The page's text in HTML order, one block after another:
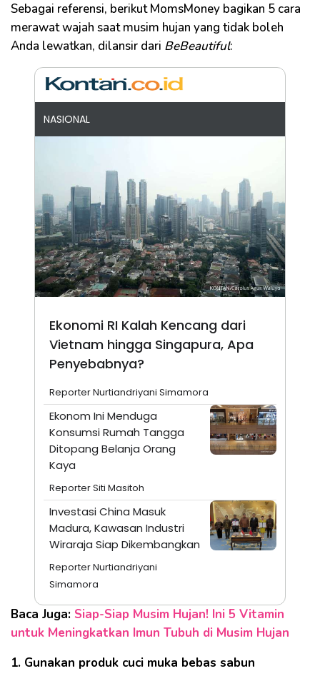
Sebagai referensi, berikut MomsMoney bagikan 5 cara
merawat wajah saat musim hujan yang tidak boleh
Anda lewatkan, dilansir dari BeBeautiful:
NASIONAL
Ekonomi RI Kalah Kencang dari
Vietnam hingga Singapura, Apa
Penyebabnya?
Reporter Nurtiandriyani Simamora
Ekonom Ini Menduga
Konsumsi Rumah Tangga
Ditopang Belanja Orang
Kaya
Reporter Siti Masitoh
Investasi China Masuk
Madura, Kawasan Industri
Wiraraja Siap Dikembangkan
Reporter Nurtiandriyani
Simamora
Baca Juga: Siap-Siap Musim Hujan! Ini 5 Vitamin
untuk Meningkatkan Imun Tubuh di Musim Hujan
1. Gunakan produk cuci muka bebas sabun